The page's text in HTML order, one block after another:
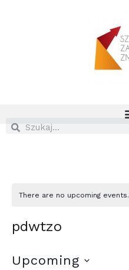
There are no upcoming events.
pdwtzo
Upcoming